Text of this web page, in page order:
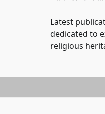
Latest
dedicated to
religious